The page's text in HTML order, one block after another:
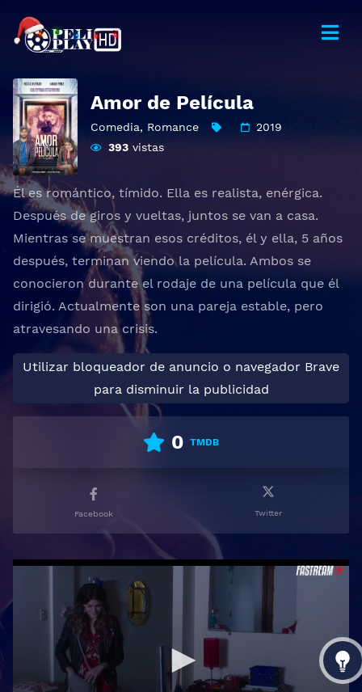
Amor de Película
Comedia, Romance
2019
393 vistas
Él es romántico, tímido. Ella es realista, enérgica.
Después de giros y vueltas, juntos se van a casa.
Mientras se muestran esos créditos, él y ella, 5 años
después, terminan viendo la película. Ambos se
conocieron durante el rodaje de una película que él
dirigió. Actualmente son una pareja estable, pero
atravesando una crisis.
Utilizar bloqueador de anuncio o navegador Brave
para disminuir la publicidad
0 TMDB
Facebook Twitter